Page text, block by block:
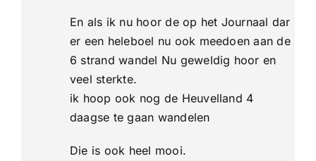
En als ik nu hoor de op het Journaal dar
er een heleboel nu ook meedoen aan de
6 strand wandel Nu geweldig hoor en
veel sterkte.
ik hoop ook nog de Heuvelland 4
daagse te gaan wandelen
Die is ook heel mooi.